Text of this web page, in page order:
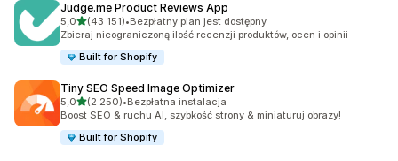
Judge.me Product Reviews App
5,0na 5 gwiazdek
(43 151)
Łączna liczba recenzji: 43151
•Bezpłatny plan jest dostępny
Zbieraj nieograniczoną ilość recenzji produktów, ocen i opinii
Built for Shopify
Tiny SEO Speed Image Optimizer
5,0na 5 gwiazdek
(2 250)
Łączna liczba recenzji: 2250
•Bezpłatna instalacja
Boost SEO & ruchu AI, szybkość strony & miniaturuj obrazy!
Built for Shopify